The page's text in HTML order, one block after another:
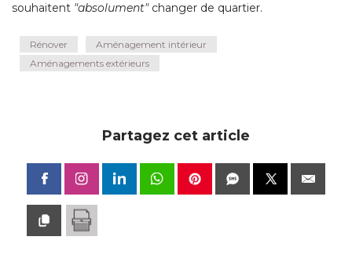
souhaitent "absolument" changer de quartier.
Rénover
Aménagement intérieur
Aménagements extérieurs
Partagez cet article